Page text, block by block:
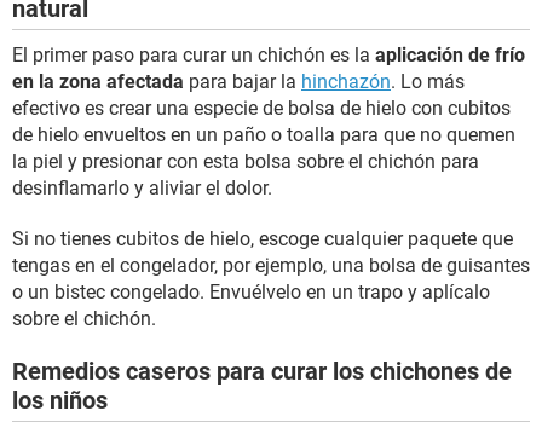
natural
El primer paso para curar un chichón es la aplicación de frío
en la zona afectada para bajar la hinchazón. Lo más
efectivo es crear una especie de bolsa de hielo con cubitos
de hielo envueltos en un paño o toalla para que no quemen
la piel y presionar con esta bolsa sobre el chichón para
desinflamarlo y aliviar el dolor.
Si no tienes cubitos de hielo, escoge cualquier paquete que
tengas en el congelador, por ejemplo, una bolsa de guisantes
o un bistec congelado. Envuélvelo en un trapo y aplícalo
sobre el chichón.
Remedios caseros para curar los chichones de
los niños